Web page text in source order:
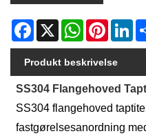
Facebook
X WhatsAppPinterest
Produkt beskrivelse
SS304 Flangehoved
SS304 flangehoved
fastgørelsesanordning